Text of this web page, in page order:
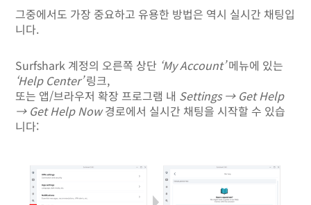
그중에서도 가장 중요하고 유용한 방법은 역시 실시간 채팅입
니다.
Surfshark 계정의 오른쪽 상단 ‘My Account’메뉴에 있는
‘Help Center’링크,
또는 앱/브라우저 확장 프로그램 내 Settings → Get Help
→ Get Help Now경로에서 실시간 채팅을 시작할 수 있습
니다: